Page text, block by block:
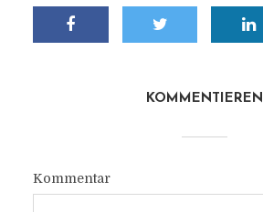
KOMMENTIEREN
Kommentar